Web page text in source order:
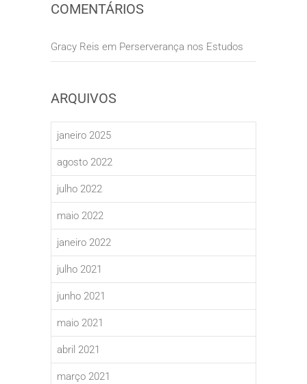
COMENTÁRIOS
Gracy Reis em Perserverança nos Estudos
ARQUIVOS
janeiro 2025
agosto 2022
julho 2022
maio 2022
janeiro 2022
julho 2021
junho 2021
maio 2021
abril 2021
março 2021